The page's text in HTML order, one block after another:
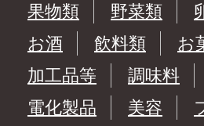
果物類
野菜類
お酒
飲料類 お
加工品等
調味料
電化製品
美容